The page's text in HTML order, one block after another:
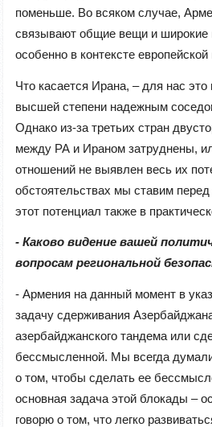
поменьше. Во всяком случае,
связывают общие вещи и широкие
особенно в контексте
Что касается Ирана, – для нас это
высшей степени надежным
Однако из-за третьих стран
между РА и Ираном затруднены,
отношений не выявлен весь их
обстоятельствах мы ставим
этот потенциал также в
- Каково видение вашей
вопросам региональной
- Армения на данный момент в
задачу сдерживания
азербайджанского тандема или
бессмысленной. Мы всегда
о том, чтобы сделать ее
основная задача этой блокады –
говорю о том, что легко